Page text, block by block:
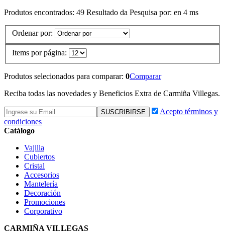
Produtos encontrados: 49 Resultado da Pesquisa por: en 4 ms
Ordenar por:
Items por página:
Produtos selecionados para comparar: 0Comparar
Reciba todas las novedades y Beneficios Extra de Carmiña Villegas.
Acepto términos y
condiciones
Catálogo
Vajilla
Cubiertos
Cristal
Accesorios
Mantelería
Decoración
Promociones
Corporativo
CARMIÑA VILLEGAS